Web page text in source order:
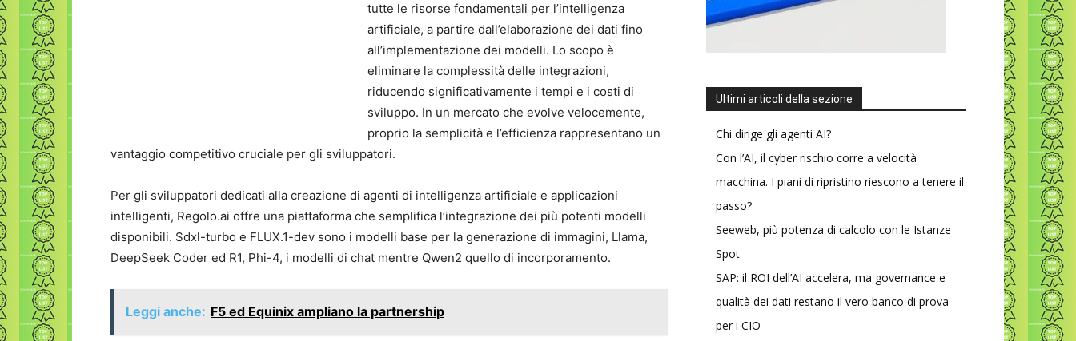
tutte le risorse fondamentali per l’intelligenza
artificiale, a partire dall’elaborazione dei dati fino
all’implementazione dei modelli. Lo scopo è
eliminare la complessità delle integrazioni,
riducendo significativamente i tempi e i costi di
sviluppo. In un mercato che evolve velocemente,
proprio la semplicità e l’efficienza rappresentano un
vantaggio competitivo cruciale per gli sviluppatori.
Per gli sviluppatori dedicati alla creazione di agenti di intelligenza artificiale e applicazioni
intelligenti, Regolo.ai offre una piattaforma che semplifica l’integrazione dei più potenti modelli
disponibili. Sdxl-turbo e FLUX.1-dev sono i modelli base per la generazione di immagini, Llama,
DeepSeek Coder ed R1, Phi-4, i modelli di chat mentre Qwen2 quello di incorporamento.
Leggi anche: F5 ed Equinix ampliano la partnership
Ultimi articoli della sezione
Chi dirige gli agenti AI?
Con l’AI, il cyber rischio corre a velocità
macchina. I piani di ripristino riescono a tenere il
passo?
Seeweb, più potenza di calcolo con le Istanze
Spot
SAP: il ROI dell’AI accelera, ma governance e
qualità dei dati restano il vero banco di prova
per i CIO